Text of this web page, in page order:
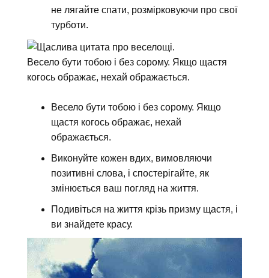
не лягайте спати, розмірковуючи про свої
турботи.
Весело бути тобою і без сорому. Якщо щастя
когось ображає, нехай ображається.
Весело бути тобою і без сорому. Якщо
щастя когось ображає, нехай
ображається.
Виконуйте кожен вдих, вимовляючи
позитивні слова, і спостерігайте, як
змінюється ваш погляд на життя.
Подивіться на життя крізь призму щастя, і
ви знайдете красу.